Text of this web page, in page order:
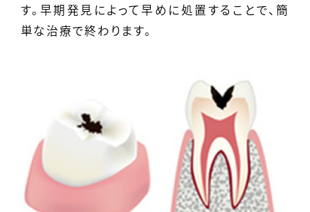
す。早期発見によって早めに処置することで、簡
単な治療で終わります。